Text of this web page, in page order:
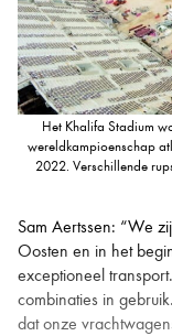
Het Khalifa Stadium
wereldkampioenschap
2022. Verschillende
Sam Aertssen: “We
Oosten en in het
exceptioneel
combinaties in
dat onze